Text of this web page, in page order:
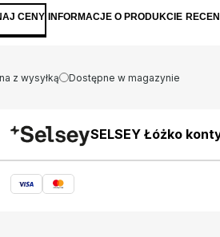
które
CENY INFORMACJE O PRODUKCIE
z wysyłką Dostępne w magazynie
SELSEY Łóżko